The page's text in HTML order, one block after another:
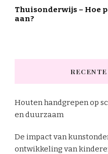
Thuisonderwijs – Hoe
aan?
Houten handgrepen op
en duurzaam
De impact van
ontwikkeling van